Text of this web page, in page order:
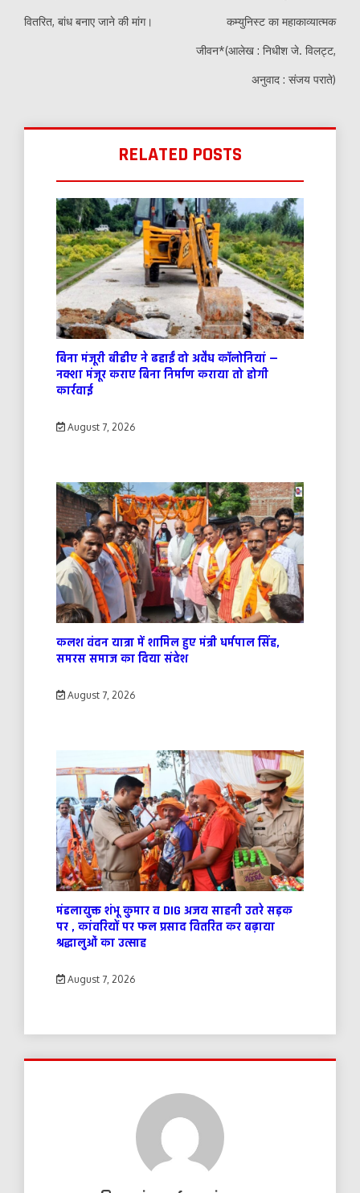
वितरित, बांध बनाए जाने की मांग। कम्युनिस्ट का महाकाव्यात्मक
जीवन*(आलेख : निधीश जे. विलट्ट,
अनुवाद : संजय पराते)
RELATED POSTS
बिना मंजूरी बीडीए ने ढहाईं दो अवैध कॉलोनियां —
नक्शा मंजूर कराए बिना निर्माण कराया तो होगी
कार्रवाई
August 7, 2026
कलश वंदन यात्रा में शामिल हुए मंत्री धर्मपाल सिंह,
समरस समाज का दिया संदेश
August 7, 2026
मंडलायुक्त शंभू कुमार व DIG अजय साहनी उतरे सड़क
पर , कांवरियों पर फल प्रसाद वितरित कर बढ़ाया
श्रद्धालुओं का उत्साह
August 7, 2026